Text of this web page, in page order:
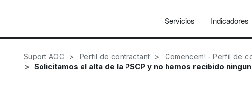
Servicios Indicadores
Suport AOC Perfil de contractant Comencem! - Perfil de
Solicitamos el alta de la PSCP y no hemos recibido